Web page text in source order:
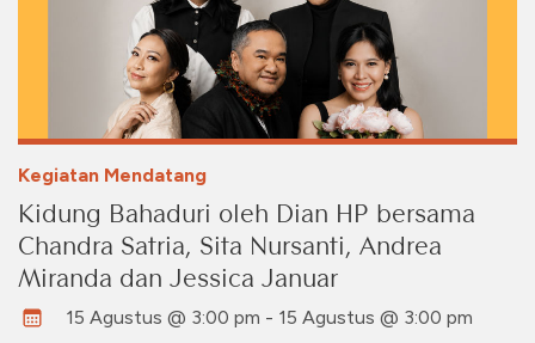
Kegiatan Mendatang
Kidung Bahaduri oleh Dian HP bersama
Chandra Satria, Sita Nursanti, Andrea
Miranda dan Jessica Januar
15 Agustus @ 3:00 pm - 15 Agustus @ 3:00 pm